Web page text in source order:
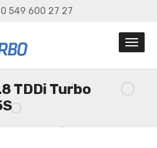
549 600 27 27
TDDi Turbo